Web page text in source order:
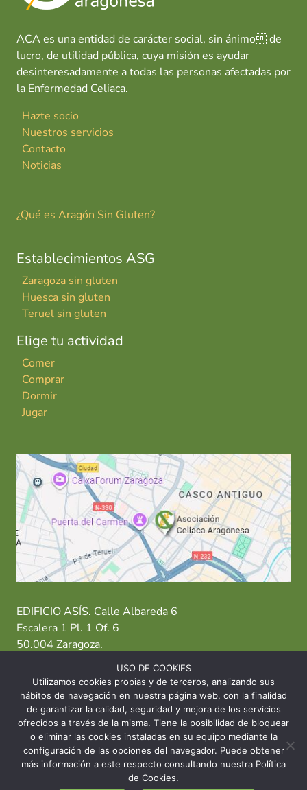
ACA es una entidad de carácter social, sin ánimo de
lucro, de utilidad pública, cuya misión es ayudar
desinteresadamente a todas las personas afectadas por
la Enfermedad Celiaca.
Hazte socio
Nuestros servicios
Contacto
Noticias
¿Qué es Aragón Sin Gluten?
Establecimientos ASG
Zaragoza sin gluten
Huesca sin gluten
Teruel sin gluten
Elige tu actividad
Comer
Comprar
Dormir
Jugar
EDIFICIO ASÍS. Calle Albareda 6
Escalera 1 Pl. 1 Of. 6
50.004 Zaragoza.
T: 976 484 949 M: 635 638 563
Sede Zaragoza·Sede Huesca· Sede Teruel
© 2026 Asociación Celíaca Aragonesa
USO DE COOKIES
Utilizamos cookies propias y de terceros, analizando sus
hábitos de navegación en nuestra página web, con la finalidad
de garantizar la calidad, seguridad y mejora de los servicios
ofrecidos a través de la misma. Tiene la posibilidad de bloquear
o eliminar las cookies instaladas en su equipo mediante la
configuración de las opciones del navegador. Puede obtener
más información a este respecto consultando nuestra Política
de Cookies.